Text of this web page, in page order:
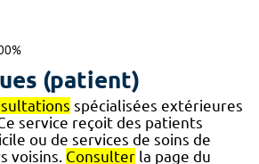
(patient)
spécialisées extérieures
service reçoit des patients
ou de services de soins de
voisins. Consulter la page du